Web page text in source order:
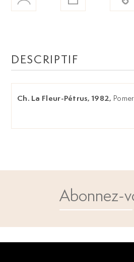
DESCRIPTIF
Ch. La Fleur-Pétrus, 1982,
Abonnez-